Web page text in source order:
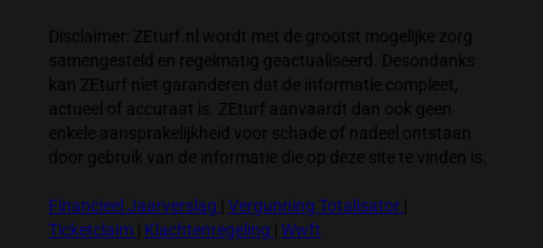
Disclaimer: ZEturf.nl wordt met de grootst mogelijke zorg
samengesteld en regelmatig geactualiseerd. Desondanks
kan ZEturf niet garanderen dat de informatie compleet,
actueel of accuraat is. ZEturf aanvaardt dan ook geen
enkele aansprakelijkheid voor schade of nadeel ontstaan
door gebruik van de informatie die op deze site te vinden is.
Financieel Jaarverslag Vergunning Totalisator
Ticketclaim
Klachtenregeling Wwft